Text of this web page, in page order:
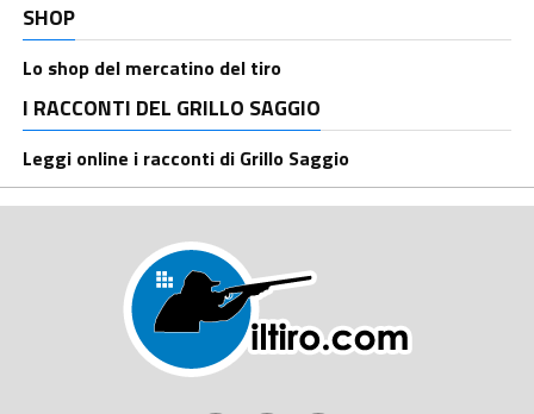
SHOP
Lo shop del mercatino del tiro
I RACCONTI DEL GRILLO SAGGIO
Leggi online i racconti di Grillo Saggio